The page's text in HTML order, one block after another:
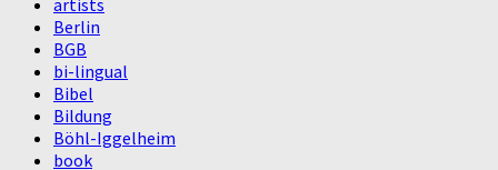
Berlin
BGB
bi-lingual
Bibel
Bildung
Böhl-Iggelheim
book